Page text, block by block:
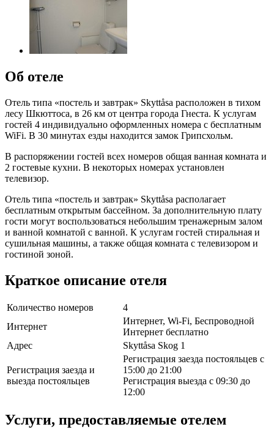
Об отеле
Отель типа «постель и завтрак» Skyttåsa расположен в тихом
лесу Шкюттоса, в 26 км от центра города Гнеста. К услугам
гостей 4 индивидуально оформленных номера с бесплатным
WiFi. В 30 минутах езды находится замок Грипсхольм.
В распоряжении гостей всех номеров общая ванная комната и
2 гостевые кухни. В некоторых номерах установлен
телевизор.
Отель типа «постель и завтрак» Skyttåsa располагает
бесплатным открытым бассейном. За дополнительную плату
гости могут воспользоваться небольшим тренажерным залом
и ванной комнатой с ванной. К услугам гостей стиральная и
сушильная машины, а также общая комната с телевизором и
гостиной зоной.
Краткое описание отеля
Количество номеров
4
Интернет
Интернет, Wi-Fi, Беспроводной
Интернет бесплатно
Адрес
Skyttåsa Skog 1
Регистрация заезда и
выезда постояльцев
Регистрация заезда постояльцев с
15:00 до 21:00
Регистрация выезда с 09:30 до
12:00
Услуги, предоставляемые отелем